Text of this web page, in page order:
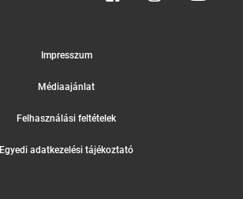
Impresszum
Médiaajánlat
Felhasználási feltételek
Egyedi adatkezelési tájékoztató